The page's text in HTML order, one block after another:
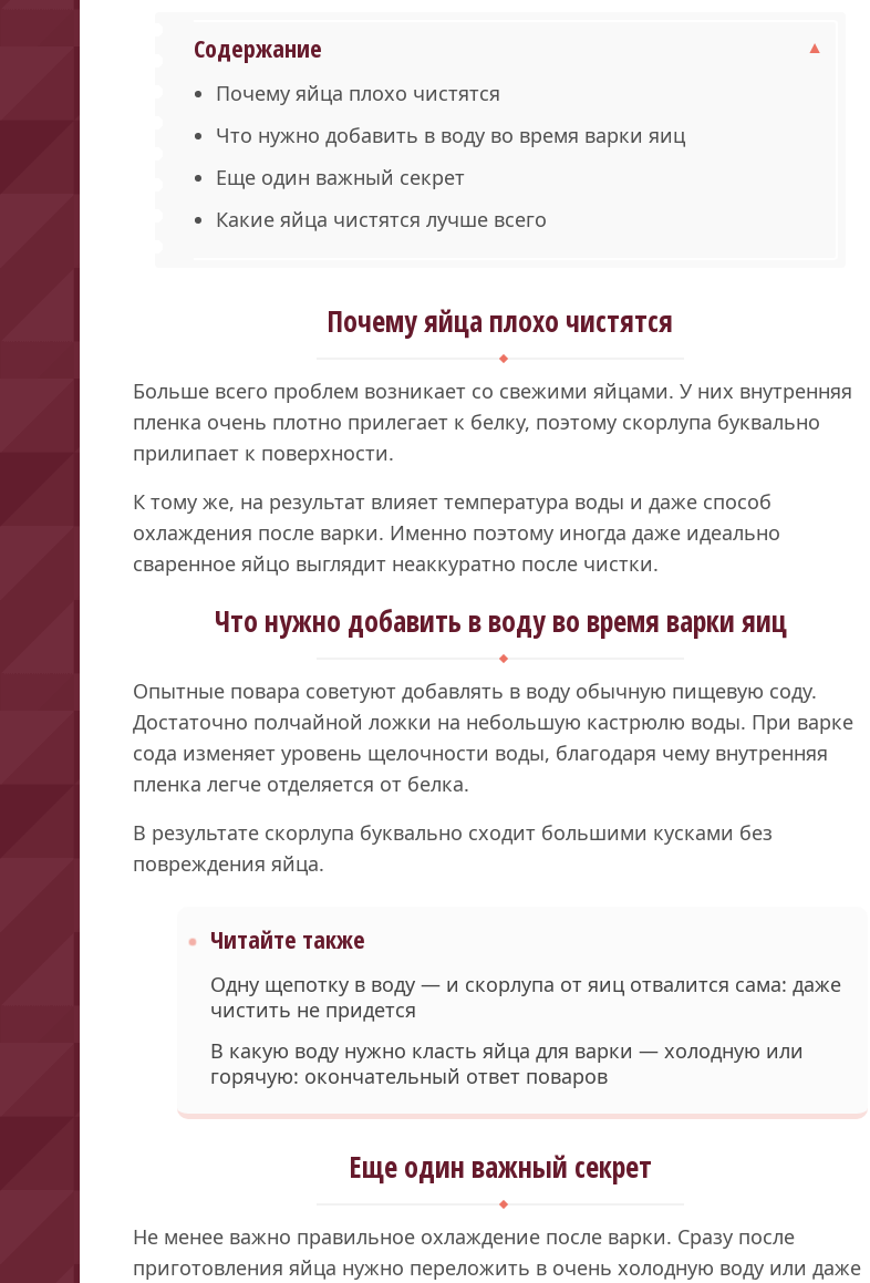
Содержание
Почему яйца плохо чистятся
Что нужно добавить в воду во время варки яиц
Еще один важный секрет
Какие яйца чистятся лучше всего
Почему яйца плохо чистятся
Больше всего проблем возникает со свежими яйцами. У них внутренняя
пленка очень плотно прилегает к белку, поэтому скорлупа буквально
прилипает к поверхности.
К тому же, на результат влияет температура воды и даже способ
охлаждения после варки. Именно поэтому иногда даже идеально
сваренное яйцо выглядит неаккуратно после чистки.
Что нужно добавить в воду во время варки яиц
Опытные повара советуют добавлять в воду обычную пищевую соду.
Достаточно полчайной ложки на небольшую кастрюлю воды. При варке
сода изменяет уровень щелочности воды, благодаря чему внутренняя
пленка легче отделяется от белка.
В результате скорлупа буквально сходит большими кусками без
повреждения яйца.
Читайте также
Одну щепотку в воду — и скорлупа от яиц отвалится сама: даже
чистить не придется
В какую воду нужно класть яйца для варки — холодную или
горячую: окончательный ответ поваров
Еще один важный секрет
Не менее важно правильное охлаждение после варки. Сразу после
приготовления яйца нужно переложить в очень холодную воду или даже